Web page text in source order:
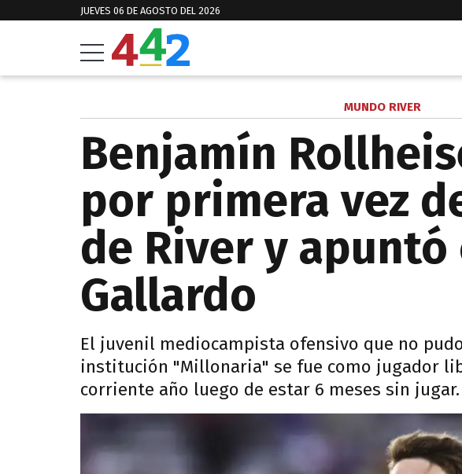
JUEVES 06 DE AGOSTO DEL 2026
MUNDO RIVER
Benjamín
por primera vez
de River y
Gallardo
El juvenil mediocampista ofensivo que no
institución "Millonaria" se fue como jugador
corriente año luego de estar 6 meses sin jugar.